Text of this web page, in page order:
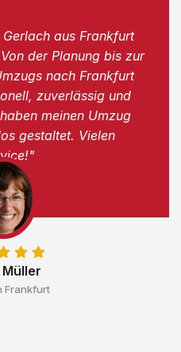
Frankfurt
aus Frankfurt
der Planung bis zur
nach Frankfurt
zuverlässig und
meinen Umzug
gestaltet. Vielen